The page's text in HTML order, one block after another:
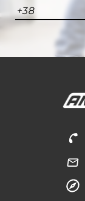
+38